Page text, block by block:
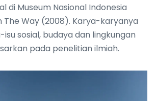
di Museum Nasional Indonesia
The Way (2008). Karya-karyanya
sosial, budaya dan lingkungan
pada penelitian ilmiah.